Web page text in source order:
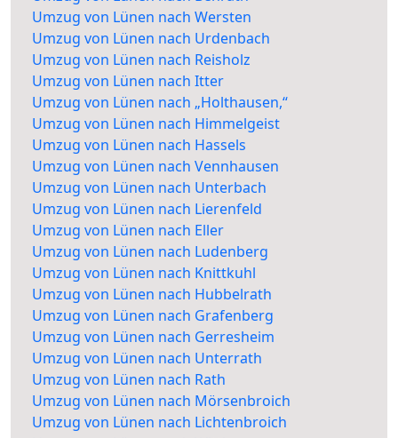
Umzug von Lünen nach Wersten
Umzug von Lünen nach Urdenbach
Umzug von Lünen nach Reisholz
Umzug von Lünen nach Itter
Umzug von Lünen nach „Holthausen,“
Umzug von Lünen nach Himmelgeist
Umzug von Lünen nach Hassels
Umzug von Lünen nach Vennhausen
Umzug von Lünen nach Unterbach
Umzug von Lünen nach Lierenfeld
Umzug von Lünen nach Eller
Umzug von Lünen nach Ludenberg
Umzug von Lünen nach Knittkuhl
Umzug von Lünen nach Hubbelrath
Umzug von Lünen nach Grafenberg
Umzug von Lünen nach Gerresheim
Umzug von Lünen nach Unterrath
Umzug von Lünen nach Rath
Umzug von Lünen nach Mörsenbroich
Umzug von Lünen nach Lichtenbroich